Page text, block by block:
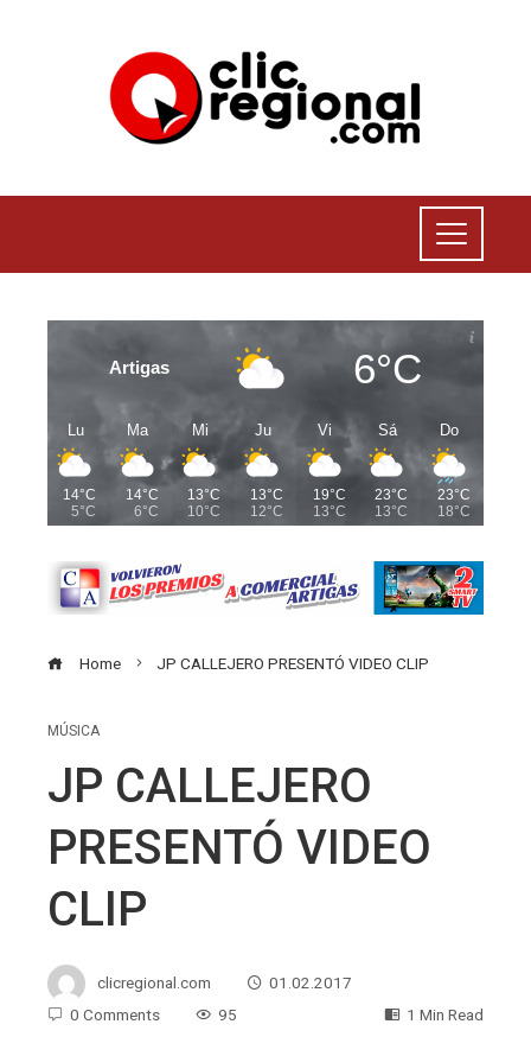
Artigas 6°C
Lu
14°C
5°C
Ma
14°C
6°C
Mi
13°C
10°C
Ju
13°C
12°C
Vi
19°C
13°C
Sá
23°C
13°C
Do
23°C
18°C
Home JP CALLEJERO PRESENTÓ VIDEO CLIP
MÚSICA
JP CALLEJERO
PRESENTÓ VIDEO
CLIP
clicregional.com
01.02.2017
0 Comments
95 1 Min Read